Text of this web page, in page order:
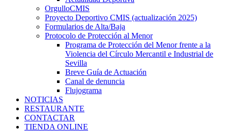
OrgulloCMIS
Proyecto Deportivo CMIS (actualización 2025)
Formularios de Alta/Baja
Protocolo de Protección al Menor
Programa de Protección del Menor frente a la
Violencia del Círculo Mercantil e Industrial de
Sevilla
Breve Guía de Actuación
Canal de denuncia
Flujograma
NOTICIAS
RESTAURANTE
CONTACTAR
TIENDA ONLINE